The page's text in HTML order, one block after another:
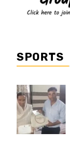
SPORTS